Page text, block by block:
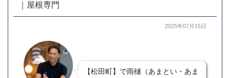
｜屋根専門
2025年07月15日
【松田町】で雨樋（あまとい・あま